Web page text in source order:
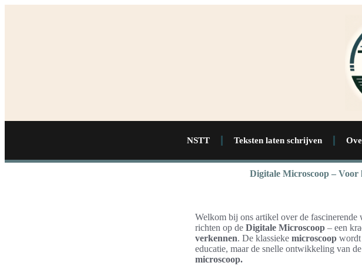
NSTT Teksten laten schrijven
Digitale Microscoop – Voor
Welkom bij ons artikel over de fascinerende
richten op de Digitale Microscoop – een
verkennen. De klassieke microscoop wordt
educatie, maar de snelle ontwikkeling van
microscoop.